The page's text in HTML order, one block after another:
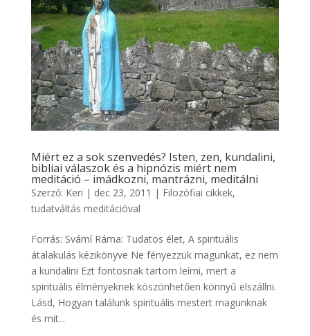
Miért ez a sok szenvedés? Isten, zen, kundalini,
bibliai válaszok és a hipnózis miért nem
meditáció – imádkozni, mantrázni, meditálni
Szerző: Keri | dec 23, 2011 | Filozófiai cikkek,
tudatváltás meditációval
Forrás: Svámí Ráma: Tudatos élet, A spirituális
átalakulás kézikönyve Ne fényezzük magunkat, ez nem
a kundalini Ezt fontosnak tartom leírni, mert a
spirituális élményeknek köszönhetően könnyű elszállni.
Lásd, Hogyan találunk spirituális mestert magunknak
és mit...